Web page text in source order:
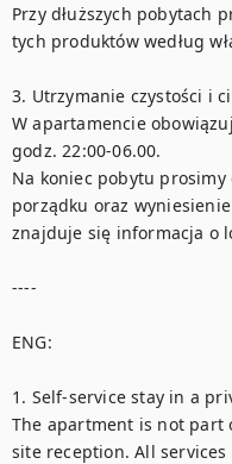
Przy dłuższych pobytach
tych produktów według
3. Utrzymanie czystości i
W apartamencie
godz. 22:00-06.00.
Na koniec pobytu
porządku oraz
znajduje się informacja o
----
ENG:
1. Self-service stay in a
The apartment is not part
site reception. All